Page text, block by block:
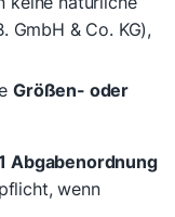
GmbH & Co. KG),
Größen- oder
Abgabenordnung
wenn